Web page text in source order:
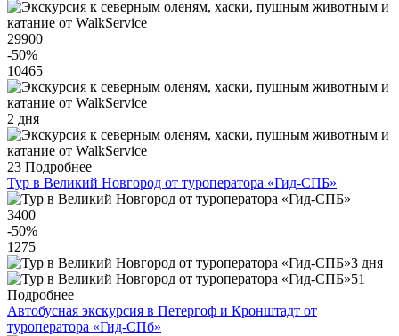
29900
-50%
10465
2 дня
23 Подробнее
Тур в Великий Новгород от туроператора «Гид-СПБ»
3400
-50%
1275
3 дня
51
Подробнее
Автобусная экскурсия в Петергоф и Кронштадт от
туроператора «Гид-СПб»